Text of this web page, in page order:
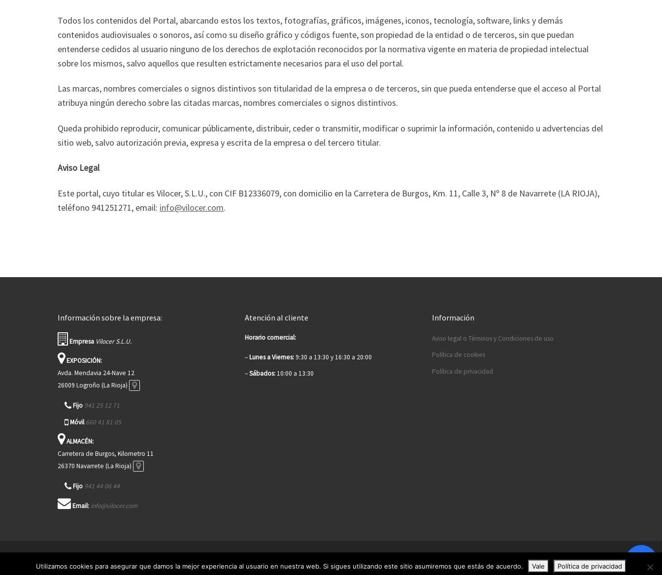
Todos los contenidos del Portal, abarcando estos los textos, fotografías, gráficos, imágenes, iconos, tecnología, software, links y demás
contenidos audiovisuales o sonoros, así como su diseño gráfico y códigos fuente, son propiedad de la entidad o de terceros, sin que puedan
entenderse cedidos al usuario ninguno de los derechos de explotación reconocidos por la normativa vigente en materia de propiedad intelectual
sobre los mismos, salvo aquellos que resulten estrictamente necesarios para el uso del portal.
Las marcas, nombres comerciales o signos distintivos son titularidad de la empresa o de terceros, sin que pueda entenderse que el acceso al Portal
atribuya ningún derecho sobre las citadas marcas, nombres comerciales o signos distintivos.
Queda prohibido reproducir, comunicar públicamente, distribuir, ceder o transmitir, modificar o suprimir la información, contenido u advertencias del
sitio web, salvo autorización previa, expresa y escrita de la empresa o del tercero titular.
Aviso Legal
Este portal, cuyo titular es Vilocer, S.L.U., con CIF B12336079, con domicilio en la Carretera de Burgos, Km. 11, Calle 3, Nº 8 de Navarrete (LA RIOJA),
teléfono 941251271, email: info@vilocer.com.
Información sobre la empresa:
Empresa Vilocer S.L.U.
EXPOSICIÓN:
Avda. Mendavia 24-Nave 12
26009 Logroño (La Rioja)
Fijo 941 25 12 71
Móvil 660 41 81 05
ALMACÉN:
Carretera de Burgos, Kilometro 11
26370 Navarrete (La Rioja)
Fijo 941 44 06 44
Email: info@vilocer.com
Atención al cliente
Horario comercial:
–Lunes a Viernes:9:30 a 13:30 y 16:30 a 20:00
–Sábados:10:00 a 13:30
Información
Aviso legal o Térninos y Condiciones de uso
Política de cookies
Política de privacidad
Utilizamos cookies para asegurar que damos la mejor experiencia al usuario en nuestra web. Si sigues utilizando este sitio asumiremos que estás de acuerdo. Vale Política de privacidad